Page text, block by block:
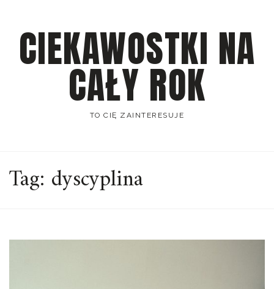
contentCIEKAWOSTKI NA
CAŁY ROK
TO CIĘ ZAINTERESUJE
Tag: dyscyplina